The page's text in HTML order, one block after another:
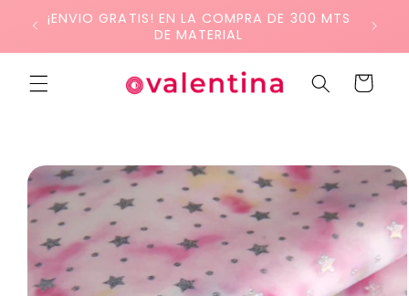
directamente
¡ENVIO GRATIS! EN LA COMPRA DE 300 MTS
DE MATERIAL
Carrito
directamente
a la
información
del producto